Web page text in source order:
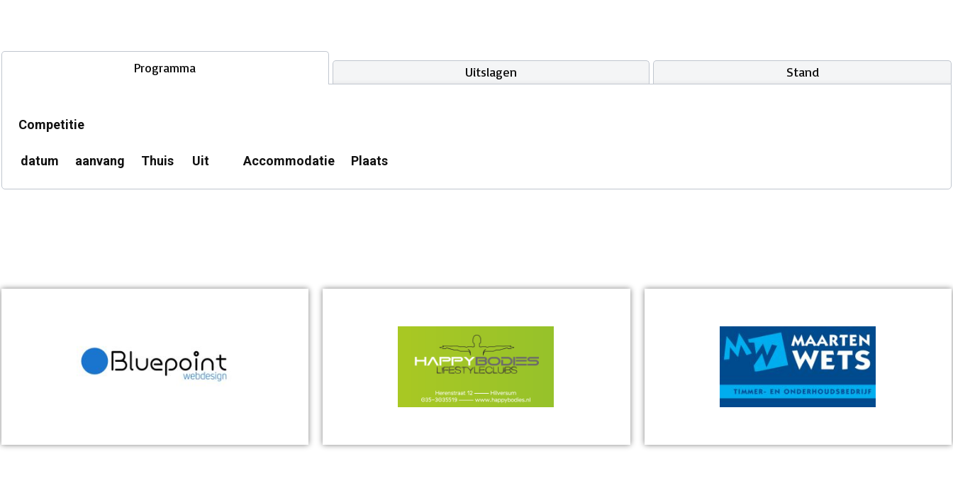
Programma Uitslagen Stand
Competitie
datum aanvang Thuis Uit Accommodatie Plaats